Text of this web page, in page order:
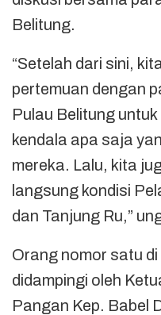
Belitung.
“Setelah dari sini,
pertemuan dengan
Pulau Belitung
kendala apa saja
mereka. Lalu, kita
langsung kondisi
dan Tanjung Ru,”
Orang nomor satu
didampingi oleh
Pangan Kep. Babel